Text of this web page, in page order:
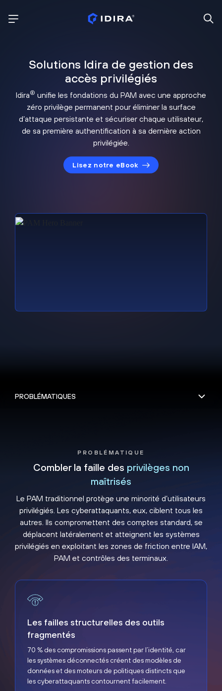
Solutions Idira de gestion des
accès privilégiés
Idira® unifie les fondations du PAM avec une approche
zéro privilège permanent pour éliminer la surface
d’attaque persistante et sécuriser chaque utilisateur,
de sa première authentification à sa dernière action
privilégiée.
Lisez notre eBook
PROBLÉMATIQUE
Combler la faille des privilèges non
maîtrisés
Le PAM traditionnel protège une minorité d’utilisateurs
privilégiés. Les cyberattaquants, eux, ciblent tous les
autres. Ils compromettent des comptes standard, se
déplacent latéralement et atteignent les systèmes
privilégiés en exploitant les zones de friction entre IAM,
PAM et contrôles des terminaux.
Les failles structurelles des outils fragmentés
Les failles structurelles des outils
fragmentés
70 % des compromissions passent par l’identité, car
les systèmes déconnectés créent des modèles de
données et des moteurs de politiques distincts que
les cyberattaquants contournent facilement.